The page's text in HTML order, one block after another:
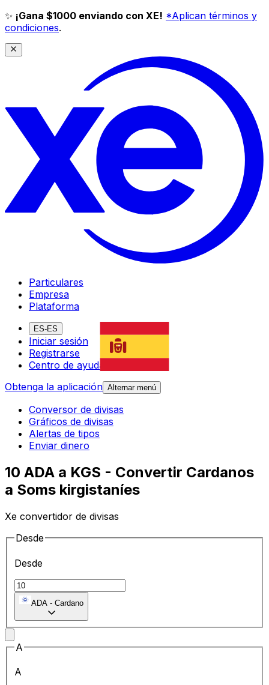
✨ ¡Gana $1000 enviando con XE! *Aplican términos y
condiciones.
Particulares
Empresa
Plataforma
ES-ES
Iniciar sesión
Registrarse
Centro de ayuda
Obtenga la aplicación Alternar menú
Conversor de divisas
Gráficos de divisas
Alertas de tipos
Enviar dinero
10 ADA a KGS - Convertir Cardanos
a Soms kirgistaníes
Xe convertidor de divisas
Desde
Desde
ADA - Cardano
A
A